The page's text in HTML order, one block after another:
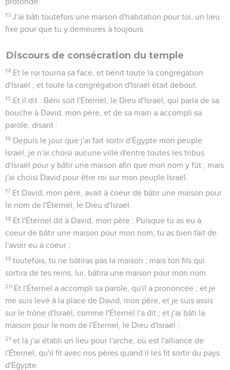
13 J'ai bâti toutefois une maison d'habitation pour toi, un lieu
fixe pour que tu y demeures à toujours.
Discours de consécration du temple
14 Et le roi tourna sa face, et bénit toute la congrégation
d'Israël ; et toute la congrégation d'Israël était debout.
15 Et il dit : Béni soit l'Éternel, le Dieu d'Israël, qui parla de sa
bouche à David, mon père, et de sa main a accompli sa
parole, disant :
16 Depuis le jour que j'ai fait sortir d'Égypte mon peuple
Israël, je n'ai choisi aucune ville d'entre toutes les tribus
d'Israël pour y bâtir une maison afin que mon nom y fût ; mais
j'ai choisi David pour être roi sur mon peuple Israël.
17 Et David, mon père, avait à coeur de bâtir une maison pour
le nom de l'Éternel, le Dieu d'Israël.
18 Et l'Éternel dit à David, mon père : Puisque tu as eu à
coeur de bâtir une maison pour mon nom, tu as bien fait de
l'avoir eu à coeur ;
19 toutefois, tu ne bâtiras pas la maison ; mais ton fils qui
sortira de tes reins, lui, bâtira une maison pour mon nom.
20 Et l'Éternel a accompli sa parole, qu'il a prononcée ; et je
me suis levé à la place de David, mon père, et je suis assis
sur le trône d'Israël, comme l'Éternel l'a dit ; et j'ai bâti la
maison pour le nom de l'Éternel, le Dieu d'Israël ;
21 et là j'ai établi un lieu pour l'arche, où est l'alliance de
l'Éternel, qu'il fit avec nos pères quand il les fit sortir du pays
d'Égypte.